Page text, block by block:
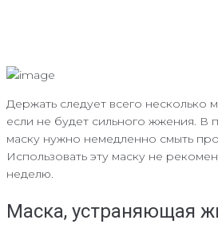
Держать следует всего несколько
если не будет сильного жжения. В
маску нужно немедленно смыть
Использовать эту маску не
неделю.
Маска, устраняющая